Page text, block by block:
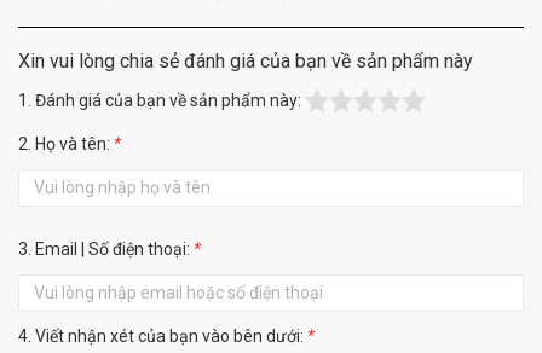
Xin vui lòng chia sẻ đánh giá của bạn về sản phẩm này
1. Đánh giá của bạn về sản phẩm này:
2. Họ và tên: *
3. Email | Số điện thoại: *
4. Viết nhận xét của bạn vào bên dưới: *